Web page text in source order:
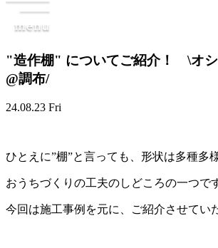
"造作棚" についてご紹介！ \オシ
@調布/
24.08.23 Fri
ひとえに”棚”と言っても、形状は多種多
おうちづくりの工夫のしどころの一つで
今回は施工事例を元に、ご紹介させてい